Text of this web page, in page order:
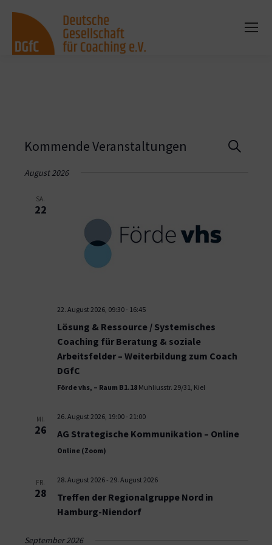
Suche
Kommende Veranstaltungen
August 2026
SA.
22
22. August 2026, 09:30- 16:45
Lösung & Ressource / Systemisches
Coaching für Beratung & soziale
Arbeitsfelder – Weiterbildung zum Coach
DGfC
Förde vhs, – Raum B1.18 Muhliusstr. 29/31, Kiel
MI.
26
26. August 2026, 19:00- 21:00
AG Strategische Kommunikation – Online
Online (Zoom)
FR.
28
28. August 2026- 29. August 2026
Treffen der Regionalgruppe Nord in
Hamburg-Niendorf
September 2026